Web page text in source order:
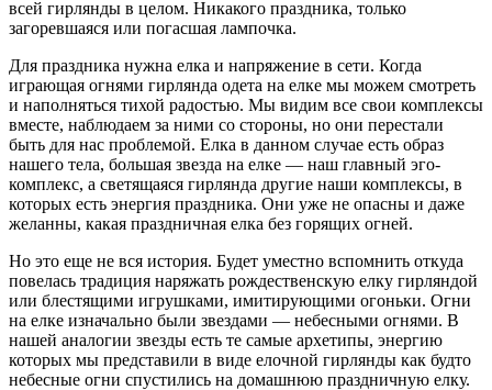
всей гирлянды в целом. Никакого праздника, только
загоревшаяся или погасшая лампочка.
Для праздника нужна елка и напряжение в сети. Когда
играющая огнями гирлянда одета на елке мы можем смотреть
и наполняться тихой радостью. Мы видим все свои комплексы
вместе, наблюдаем за ними со стороны, но они перестали
быть для нас проблемой. Елка в данном случае есть образ
нашего тела, большая звезда на елке — наш главный эго-
комплекс, а светящаяся гирлянда другие наши комплексы, в
которых есть энергия праздника. Они уже не опасны и даже
желанны, какая праздничная елка без горящих огней.
Но это еще не вся история. Будет уместно вспомнить откуда
повелась традиция наряжать рождественскую елку гирляндой
или блестящими игрушками, имитирующими огоньки. Огни
на елке изначально были звездами — небесными огнями. В
нашей аналогии звезды есть те самые архетипы, энергию
которых мы представили в виде елочной гирлянды как будто
небесные огни спустились на домашнюю праздничную елку.